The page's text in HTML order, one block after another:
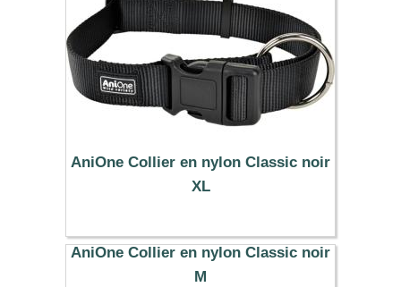
AniOne Collier en nylon Classic noir
XL
10.99 €
AniOne Collier en nylon Classic noir
M